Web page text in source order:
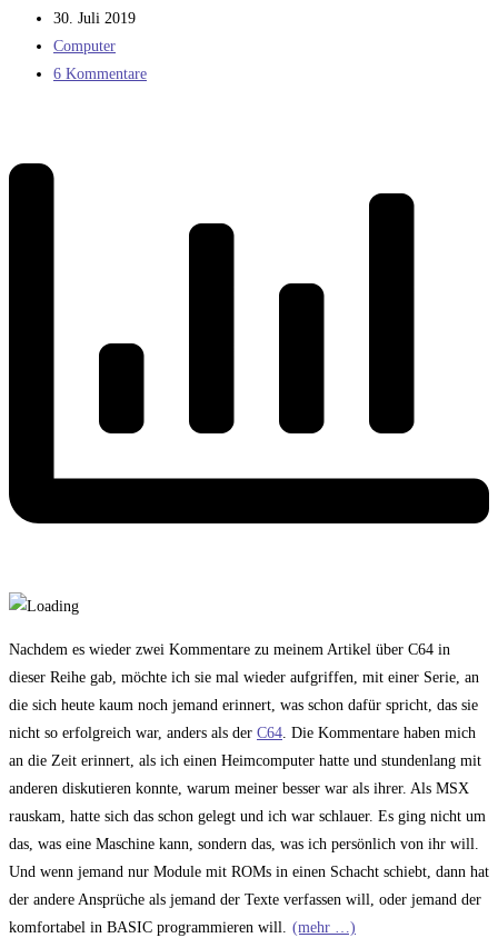
Autor:
Beitrag
veröffentlicht:
30. Juli 2019
Beitrags-
Kategorie:
Computer
Beitrags-
6 Kommentare
Nachdem es wieder zwei Kommentare zu meinem Artikel über C64 in
dieser Reihe gab, möchte ich sie mal wieder aufgriffen, mit einer Serie, an
die sich heute kaum noch jemand erinnert, was schon dafür spricht, das sie
nicht so erfolgreich war, anders als der C64 . Die Kommentare haben mich
an die Zeit erinnert, als ich einen Heimcomputer hatte und stundenlang mit
anderen diskutieren konnte, warum meiner besser war als ihrer. Als MSX
rauskam, hatte sich das schon gelegt und ich war schlauer. Es ging nicht um
das, was eine Maschine kann, sondern das, was ich persönlich von ihr will.
Und wenn jemand nur Module mit ROMs in einen Schacht schiebt, dann hat
der andere Ansprüche als jemand der Texte verfassen will, oder jemand der
komfortabel in BASIC programmieren will.
(mehr …)